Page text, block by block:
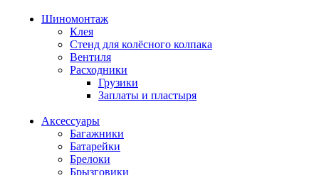
Шиномонтаж
Клея
Стенд для колёсного колпака
Вентиля
Расходники
Грузики
Заплаты и пластыря
Аксессуары
Багажники
Батарейки
Брелоки
Брызговики